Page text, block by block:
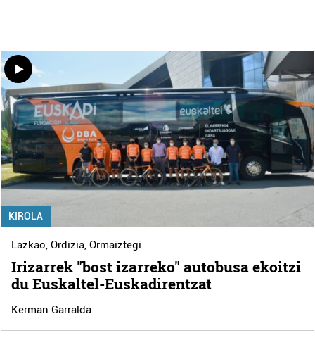
KIROLA
Lazkao,Ordizia,Ormaiztegi
Irizarrek "bost izarreko" autobusa ekoitzi
du Euskaltel-Euskadirentzat
Kerman Garralda